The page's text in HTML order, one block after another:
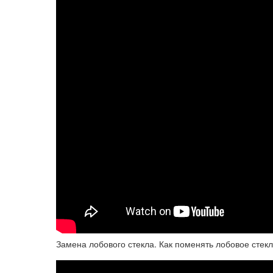
Замена лобового стекла. Как поменять лобовое